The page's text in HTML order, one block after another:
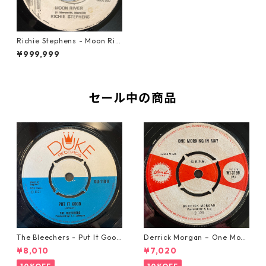
Richie Stephens - Moon Riv
er【7-20537】
¥999,999
セール中の商品
The Bleechers - Put It Good
【7-21637】
¥8,010
Derrick Morgan – One Morn
ing In May【7-21653】
¥7,020